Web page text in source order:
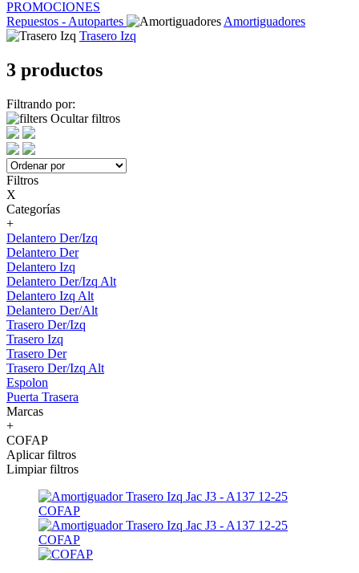
PROMOCIONES
Repuestos - Autopartes
Amortiguadores
Trasero Izq
3 productos
Filtrando por:
Ocultar filtros
Filtros
X
Categorías
+
Delantero Der/Izq
Delantero Der
Delantero Izq
Delantero Der/Izq Alt
Delantero Izq Alt
Delantero Der/Alt
Trasero Der/Izq
Trasero Izq
Trasero Der
Trasero Der/Izq Alt
Espolon
Puerta Trasera
Marcas
+
COFAP
Aplicar filtros
Limpiar filtros